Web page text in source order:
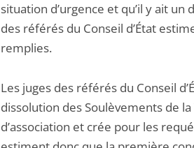
situation d’urgence et qu’il y ait
des référés du Conseil d’État
remplies.
Les juges des référés du Conseil
dissolution des Soulèvements de
d’association et crée pour les